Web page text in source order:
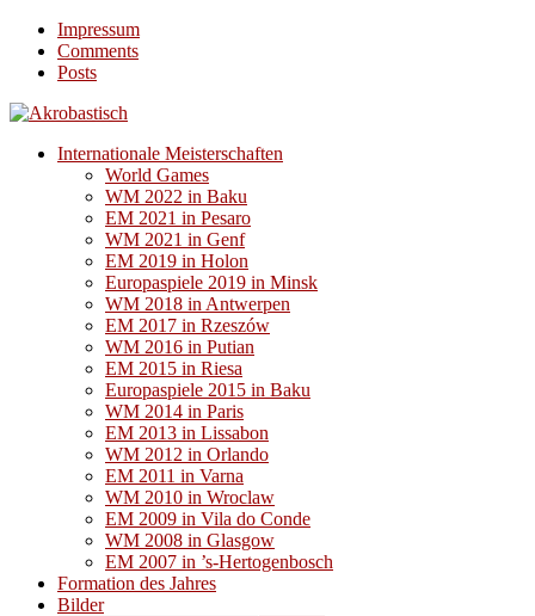
Impressum
Comments
Posts
Internationale Meisterschaften
World Games
WM 2022 in Baku
EM 2021 in Pesaro
WM 2021 in Genf
EM 2019 in Holon
Europaspiele 2019 in Minsk
WM 2018 in Antwerpen
EM 2017 in Rzeszów
WM 2016 in Putian
EM 2015 in Riesa
Europaspiele 2015 in Baku
WM 2014 in Paris
EM 2013 in Lissabon
WM 2012 in Orlando
EM 2011 in Varna
WM 2010 in Wroclaw
EM 2009 in Vila do Conde
WM 2008 in Glasgow
EM 2007 in ’s-Hertogenbosch
Formation des Jahres
Bilder